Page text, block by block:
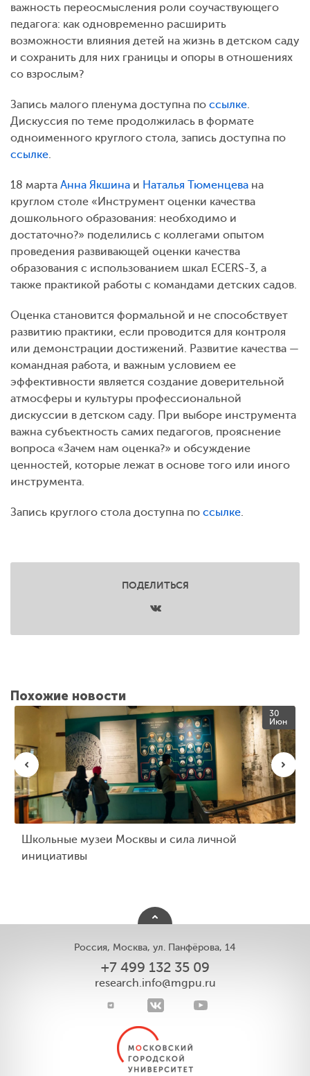
важность переосмысления роли соучаствующего
педагога: как одновременно расширить
возможности влияния детей на жизнь в детском саду
и сохранить для них границы и опоры в отношениях
со взрослым?
Запись малого пленума доступна по ссылке.
Дискуссия по теме продолжилась в формате
одноименного круглого стола, запись доступна по
ссылке.
18 марта Анна Якшина и Наталья Тюменцева на
круглом столе «Инструмент оценки качества
дошкольного образования: необходимо и
достаточно?» поделились с коллегами опытом
проведения развивающей оценки качества
образования с использованием шкал ECERS-3, а
также практикой работы с командами детских садов.
Оценка становится формальной и не способствует
развитию практики, если проводится для контроля
или демонстрации достижений. Развитие качества —
командная работа, и важным условием ее
эффективности является создание доверительной
атмосферы и культуры профессиональной
дискуссии в детском саду. При выборе инструмента
важна субъектность самих педагогов, прояснение
вопроса «Зачем нам оценка?» и обсуждение
ценностей, которые лежат в основе того или иного
инструмента.
Запись круглого стола доступна по ссылке.
ПОДЕЛИТЬСЯ
Похожие новости
30
Июн
Школьные музеи Москвы и сила личной
инициативы
Россия, Москва, ул. Панфёрова, 14
+7 499 132 35 09
research.info@mgpu.ru